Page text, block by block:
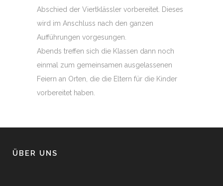
Abschied der Viertklässler vorbereitet. Dieses
wird im Anschluss nach den ganzen
Aufführungen vorgesungen.
Abends treffen sich die Klassen dann noch
einmal zum gemeinsamen ausgelassenen
Feiern an Orten, die die Eltern für die Kinder
vorbereitet haben.
ÜBER UNS